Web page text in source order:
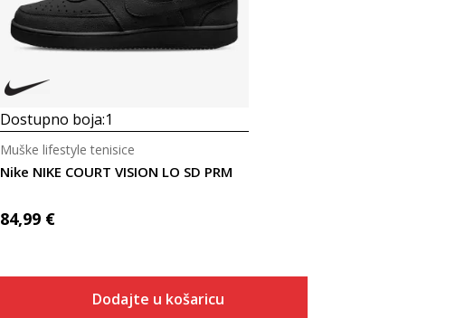
Dostupno boja:1
Nike NIKE COURT VISION LO SD PRM
Muške lifestyle tenisice
84,99 €
Dodajte u košaricu